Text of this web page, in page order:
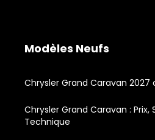
Modèles Neufs
Chrysler Grand Caravan
Chrysler Grand Caravan : Prix,
Technique